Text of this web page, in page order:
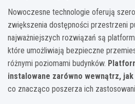
Nowoczesne technologie oferują
zwiększenia dostępności przestrzeni
najważniejszych rozwiązań są
które umożliwiają bezpieczne
różnymi poziomami budynków.
instalowane zarówno wewnątrz,
co znacząco poszerza ich